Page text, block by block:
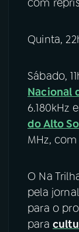
com
Quinta,
Sábado,
Nacional
6.180kHz
do Alto
MHz,
O Na
pela
para o
para